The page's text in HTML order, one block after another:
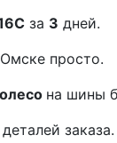
за 3 дней.
просто.
на шины
заказа.